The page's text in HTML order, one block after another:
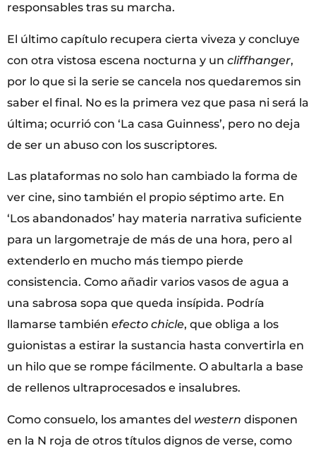
responsables tras su marcha.
El último capítulo recupera cierta viveza y concluye
con otra vistosa escena nocturna y un cliffhanger,
por lo que si la serie se cancela nos quedaremos sin
saber el final. No es la primera vez que pasa ni será la
última; ocurrió con ‘La casa Guinness’, pero no deja
de ser un abuso con los suscriptores.
Las plataformas no solo han cambiado la forma de
ver cine, sino también el propio séptimo arte. En
‘Los abandonados’ hay materia narrativa suficiente
para un largometraje de más de una hora, pero al
extenderlo en mucho más tiempo pierde
consistencia. Como añadir varios vasos de agua a
una sabrosa sopa que queda insípida. Podría
llamarse también efecto chicle, que obliga a los
guionistas a estirar la sustancia hasta convertirla en
un hilo que se rompe fácilmente. O abultarla a base
de rellenos ultraprocesados e insalubres.
Como consuelo, los amantes del western disponen
en la N roja de otros títulos dignos de verse, como